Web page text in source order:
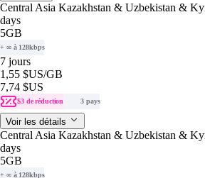
Central Asia Kazakhstan & Uzbekistan &
days
5GB
+ ∞ à 128kbps
7 jours
1,55 $US/GB
7,74 $US
$3 de réduction 3 pays
Voir les détails
Central Asia Kazakhstan & Uzbekistan &
days
5GB
+ ∞ à 128kbps